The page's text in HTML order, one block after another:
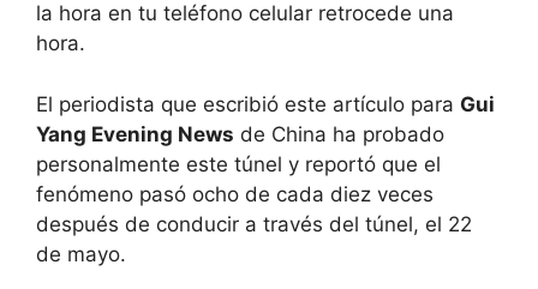
la hora en tu teléfono celular retrocede una
hora.
El periodista que escribió este artículo para Gui
Yang Evening News de China ha probado
personalmente este túnel y reportó que el
fenómeno pasó ocho de cada diez veces
después de conducir a través del túnel, el 22
de mayo.